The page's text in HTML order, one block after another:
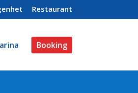
Restaurant
Booking